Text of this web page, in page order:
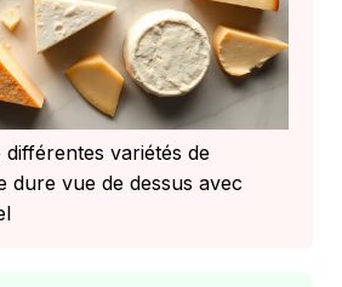
différentes variétés de
dure vue de dessus avec